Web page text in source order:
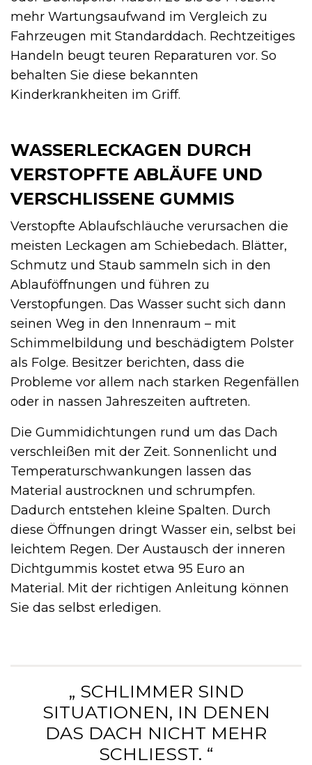
mehr Wartungsaufwand im Vergleich zu
Fahrzeugen mit Standarddach. Rechtzeitiges
Handeln beugt teuren Reparaturen vor. So
behalten Sie diese bekannten
Kinderkrankheiten im Griff.
WASSERLECKAGEN DURCH
VERSTOPFTE ABLÄUFE UND
VERSCHLISSENE GUMMIS
Verstopfte Ablaufschläuche verursachen die
meisten Leckagen am Schiebedach. Blätter,
Schmutz und Staub sammeln sich in den
Ablauföffnungen und führen zu
Verstopfungen. Das Wasser sucht sich dann
seinen Weg in den Innenraum – mit
Schimmelbildung und beschädigtem Polster
als Folge. Besitzer berichten, dass die
Probleme vor allem nach starken Regenfällen
oder in nassen Jahreszeiten auftreten.
Die Gummidichtungen rund um das Dach
verschleißen mit der Zeit. Sonnenlicht und
Temperaturschwankungen lassen das
Material austrocknen und schrumpfen.
Dadurch entstehen kleine Spalten. Durch
diese Öffnungen dringt Wasser ein, selbst bei
leichtem Regen. Der Austausch der inneren
Dichtgummis kostet etwa 95 Euro an
Material. Mit der richtigen Anleitung können
Sie das selbst erledigen.
„ SCHLIMMER SIND
SITUATIONEN, IN DENEN
DAS DACH NICHT MEHR
SCHLIESST. “